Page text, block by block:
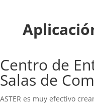
Centro de
Salas de
ASTER es muy efectivo